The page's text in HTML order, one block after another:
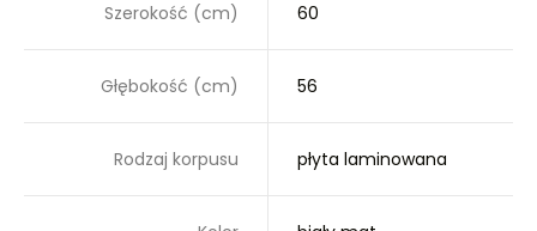
Szerokość (cm) 60
Głębokość (cm) 56
Rodzaj korpusu płyta laminowana